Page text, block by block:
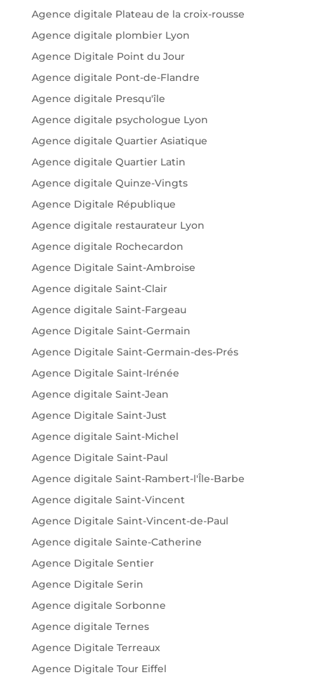
Agence digitale Plateau de la croix-rousse
Agence digitale plombier Lyon
Agence Digitale Point du Jour
Agence digitale Pont-de-Flandre
Agence digitale Presqu'île
Agence digitale psychologue Lyon
Agence digitale Quartier Asiatique
Agence digitale Quartier Latin
Agence digitale Quinze-Vingts
Agence Digitale République
Agence digitale restaurateur Lyon
Agence digitale Rochecardon
Agence Digitale Saint-Ambroise
Agence digitale Saint-Clair
Agence digitale Saint-Fargeau
Agence Digitale Saint-Germain
Agence Digitale Saint-Germain-des-Prés
Agence Digitale Saint-Irénée
Agence digitale Saint-Jean
Agence Digitale Saint-Just
Agence digitale Saint-Michel
Agence Digitale Saint-Paul
Agence digitale Saint-Rambert-l'Île-Barbe
Agence digitale Saint-Vincent
Agence Digitale Saint-Vincent-de-Paul
Agence digitale Sainte-Catherine
Agence Digitale Sentier
Agence Digitale Serin
Agence digitale Sorbonne
Agence digitale Ternes
Agence Digitale Terreaux
Agence Digitale Tour Eiffel